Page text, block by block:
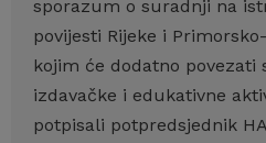
sporazum o suradnji na
povijesti Rijeke i
kojim će dodatno povezati
izdavačke i edukativne
potpisali potpredsjednik